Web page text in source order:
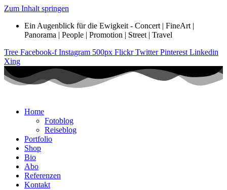
Zum Inhalt springen
Ein Augenblick für die Ewigkeit - Concert | FineArt |
Panorama | People | Promotion | Street | Travel
Tree Facebook-f Instagram 500px Flickr Twitter Pinterest Linkedin
Xing
Home
Fotoblog
Reiseblog
Portfolio
Shop
Bio
Abo
Referenzen
Kontakt